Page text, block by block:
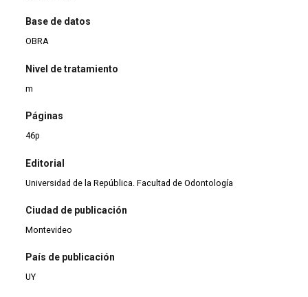
Base de datos
OBRA
Nivel de tratamiento
m
Páginas
46p
Editorial
Universidad de la República. Facultad de Odontología
Ciudad de publicación
Montevideo
País de publicación
UY